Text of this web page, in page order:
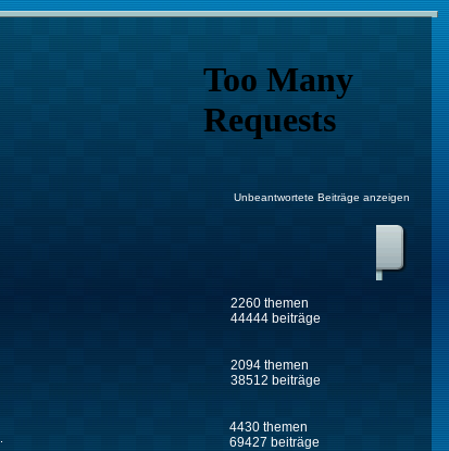
Unbeantwortete Beiträge anzeigen
2260 themen
44444 beiträge
2094 themen
38512 beiträge
4430 themen
69427 beiträge